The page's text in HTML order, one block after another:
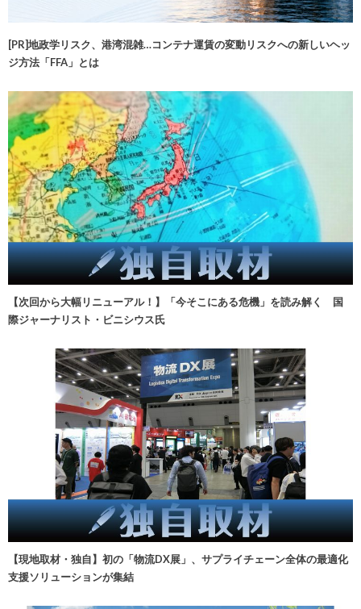
[PR]地政学リスク、港湾混雑…コンテナ運賃の変動リスクへの新しいヘッ
ジ方法「FFA」とは
【次回から大幅リニューアル！】「今そこにある危機」を読み解く 国
際ジャーナリスト・ビニシウス氏
【現地取材・独自】初の「物流DX展」、サプライチェーン全体の最適化
支援ソリューションが集結